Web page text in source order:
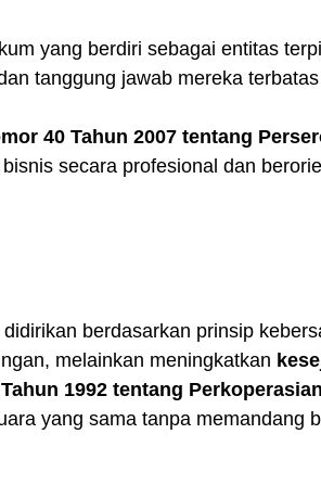
yang berdiri sebagai entitas
tanggung jawab mereka
40 Tahun 2007 tentang
secara profesional dan
berdasarkan prinsip
melainkan meningkatkan
1992 tentang Perkoperasian
yang sama tanpa memandang